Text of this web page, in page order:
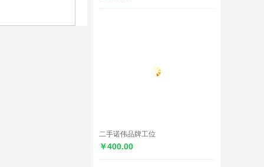
二手诺伟品牌工位
￥400.00